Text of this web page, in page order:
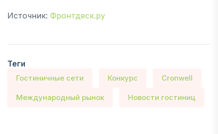
Источник: Фронтдеск.ру
Теги
Гостиничные сети Конкурс Cronwell
Международный рынок Новости гостиниц